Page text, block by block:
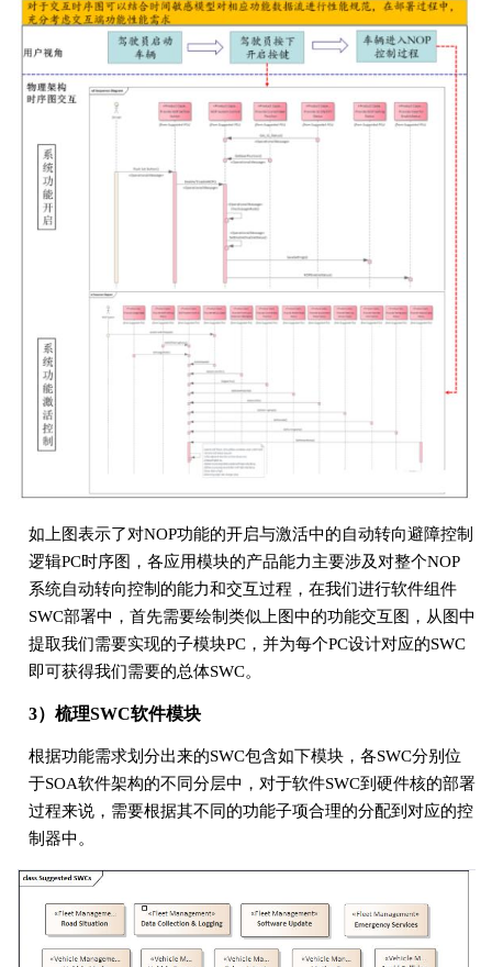
如上图表示了对NOP功能的开启与激活中的自动转向避障控制
逻辑PC时序图，各应用模块的产品能力主要涉及对整个NOP
系统自动转向控制的能力和交互过程，在我们进行软件组件
SWC部署中，首先需要绘制类似上图中的功能交互图，从图中
提取我们需要实现的子模块PC，并为每个PC设计对应的SWC
即可获得我们需要的总体SWC。
3）梳理SWC软件模块
根据功能需求划分出来的SWC包含如下模块，各SWC分别位
于SOA软件架构的不同分层中，对于软件SWC到硬件核的部署
过程来说，需要根据其不同的功能子项合理的分配到对应的控
制器中。